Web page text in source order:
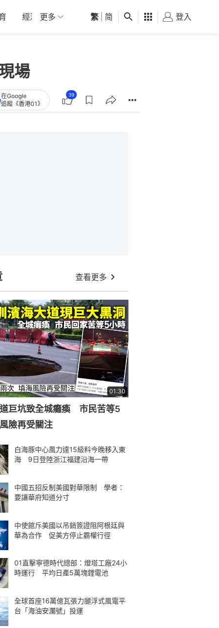
經濟 01深圳 觀點 健康 好食玩飛
更多 繁 简 登入
場
在Google
追蹤《香港01》
39
查看更多
01:30
巨坑致全城癱瘓 市民苦等5
險再受關注
白海豚中心風力達15級料今晚移入東
海 9日登陸浙江福建沿海一帶
中國五招反制美國對華限制 學者：
要讓華府知道分寸
中使館斥美國以吊銷簽證阻阿根廷與
華為合作 促美方停止霸權行徑
01直擊寧德時代總部：燈塔工廠24小
時運行 平均日產5萬塊鋰電池
全球首座16萬億瓦張力腿浮式風電平
台「海油安瀾號」投運